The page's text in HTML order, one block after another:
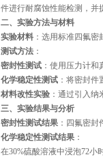
件进行耐腐蚀性能检测，并
二、实验方法与材料
实验材料 ：选用标准四氟密
测试方法 ：
密封性测试 ：使用压力计
化学稳定性测试 ：将密封
材料改性实验 ：通过引入
三、实验结果与分析
密封性测试结果 ：四氟密
化学稳定性测试结果 ：
在30%硫酸溶液中浸泡72小